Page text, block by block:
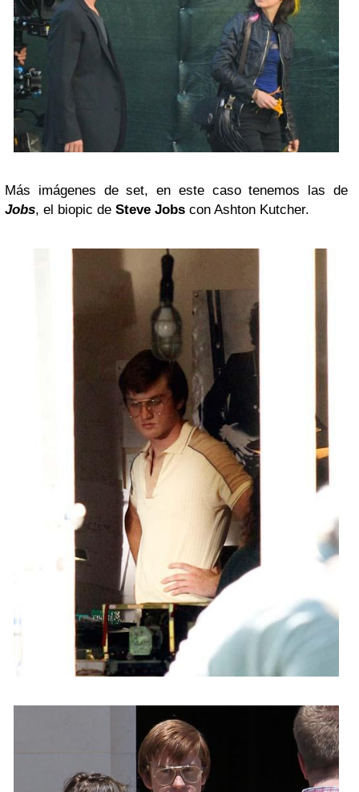
Más imágenes de set, en este caso tenemos las de
Jobs, el biopic de Steve Jobs con Ashton Kutcher.